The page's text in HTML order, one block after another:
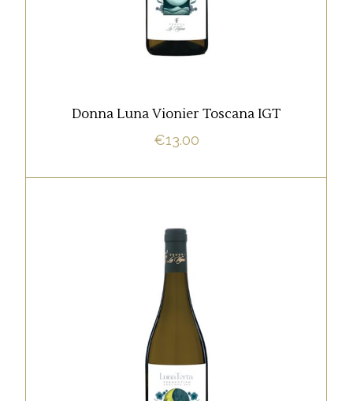
AGGIUNGI AL CARRELLO
Donna Luna Vionier Toscana IGT
€13.00
BIANCO ,IGT
Vermentino Toscana IGT Uve raccolte a
mano tra il